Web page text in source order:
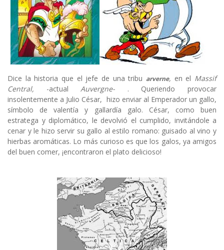
Dice la historia que el jefe de una tribu arverne, en el Massif
Central, -actualAuvergne- . Queriendo provocar
insolentemente a Julio César, hizo enviar al Emperador un gallo,
símbolo de valentía y gallardía galo. César, como buen
estratega y diplomático, le devolvió el cumplido, invitándole a
cenar y le hizo servir su gallo al estilo romano: guisado al vino y
hierbas aromáticas. Lo más curioso es que los galos, ya amigos
del buen comer, ¡encontraron el plato delicioso!